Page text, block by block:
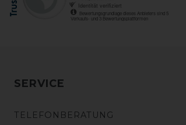
SERVICE
TELEFONBERATUNG